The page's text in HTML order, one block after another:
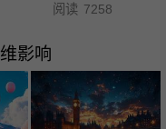
阅读 7258
影响